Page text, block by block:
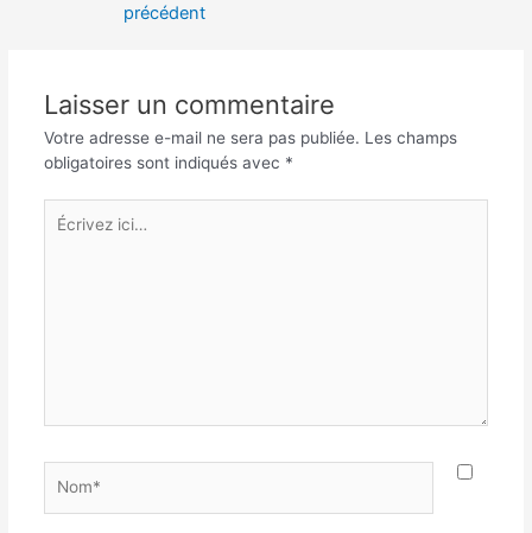
précédent
Laisser un commentaire
Votre adresse e-mail ne sera pas publiée. Les champs
obligatoires sont indiqués avec *
Écrivez
ici…